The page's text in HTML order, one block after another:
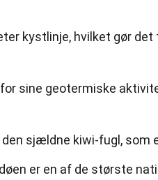
kystlinje, hvilket gør
sine geotermiske
sjældne kiwi-fugl, som
er en af de største